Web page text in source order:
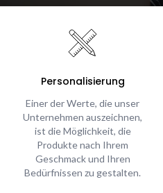
Personalisierung
Einer der Werte, die unser
Unternehmen auszeichnen,
ist die Möglichkeit, die
Produkte nach Ihrem
Geschmack und Ihren
Bedürfnissen zu gestalten.